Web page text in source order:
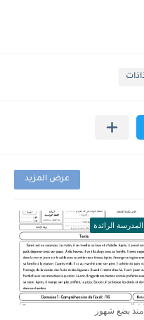
عرض المزيد
المدرسة الرائدة
منذ بضع شهور